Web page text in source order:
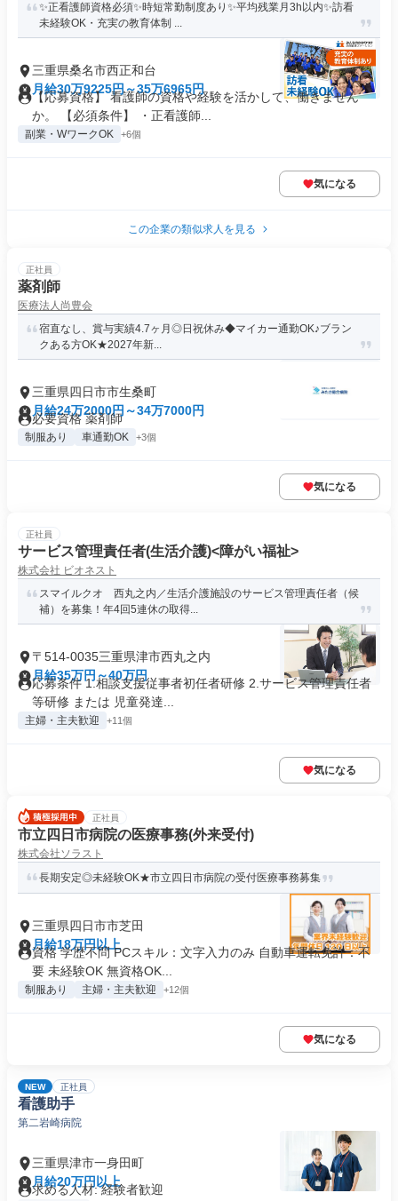
✨正看護師資格必須✨時短常勤制度あり✨平均残業月3h以内✨訪看
未経験OK・充実の教育体制 ...
三重県桑名市西正和台
月給30万9225円～35万6965円
【応募資格】 看護師の資格や経験を活かして、働きません
か。 【必須条件】 ・正看護師...
副業・WワークOK +6個
気になる
この企業の類似求人を見る
正社員
薬剤師
医療法人尚豊会
宿直なし、賞与実績4.7ヶ月◎日祝休み◆マイカー通勤OK♪ブラン
クある方OK★2027年新...
三重県四日市市生桑町
月給24万2000円～34万7000円
必要資格 薬剤師
制服あり 車通勤OK +3個
気になる
正社員
サービス管理責任者(生活介護)<障がい福祉>
株式会社 ビオネスト
スマイルクオ 西丸之内／生活介護施設のサービス管理責任者（候
補）を募集！年4回5連休の取得...
〒514-0035三重県津市西丸之内
月給35万円～40万円
応募条件 1.相談支援従事者初任者研修 2.サービス管理責任者
等研修 または 児童発達...
主婦・主夫歓迎 +11個
気になる
正社員
市立四日市病院の医療事務(外来受付)
株式会社ソラスト
長期安定◎未経験OK★市立四日市病院の受付医療事務募集
三重県四日市市芝田
月給18万円以上
資格 学歴不問 PCスキル：文字入力のみ 自動車運転免許：不
要 未経験OK 無資格OK...
制服あり 主婦・主夫歓迎 +12個
気になる
NEW 正社員
看護助手
第二岩崎病院
三重県津市一身田町
月給20万円以上
求める人材: 経験者歓迎